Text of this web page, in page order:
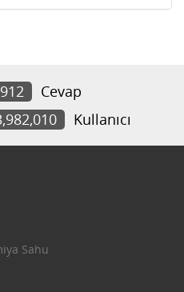
Cevap
Kullanıcı
Sahu